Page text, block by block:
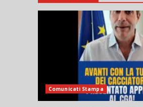
Comunicati Stampa